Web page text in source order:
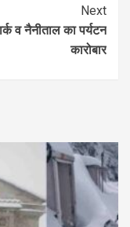
Next
व नैनीताल का पर्यटन
कारोबार